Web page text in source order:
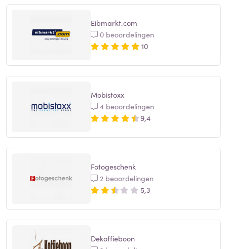
Eibmarkt.com
0 beoordelingen
10
Mobistoxx
4 beoordelingen
9,4
Fotogeschenk
2 beoordelingen
5,3
Dekoffieboon